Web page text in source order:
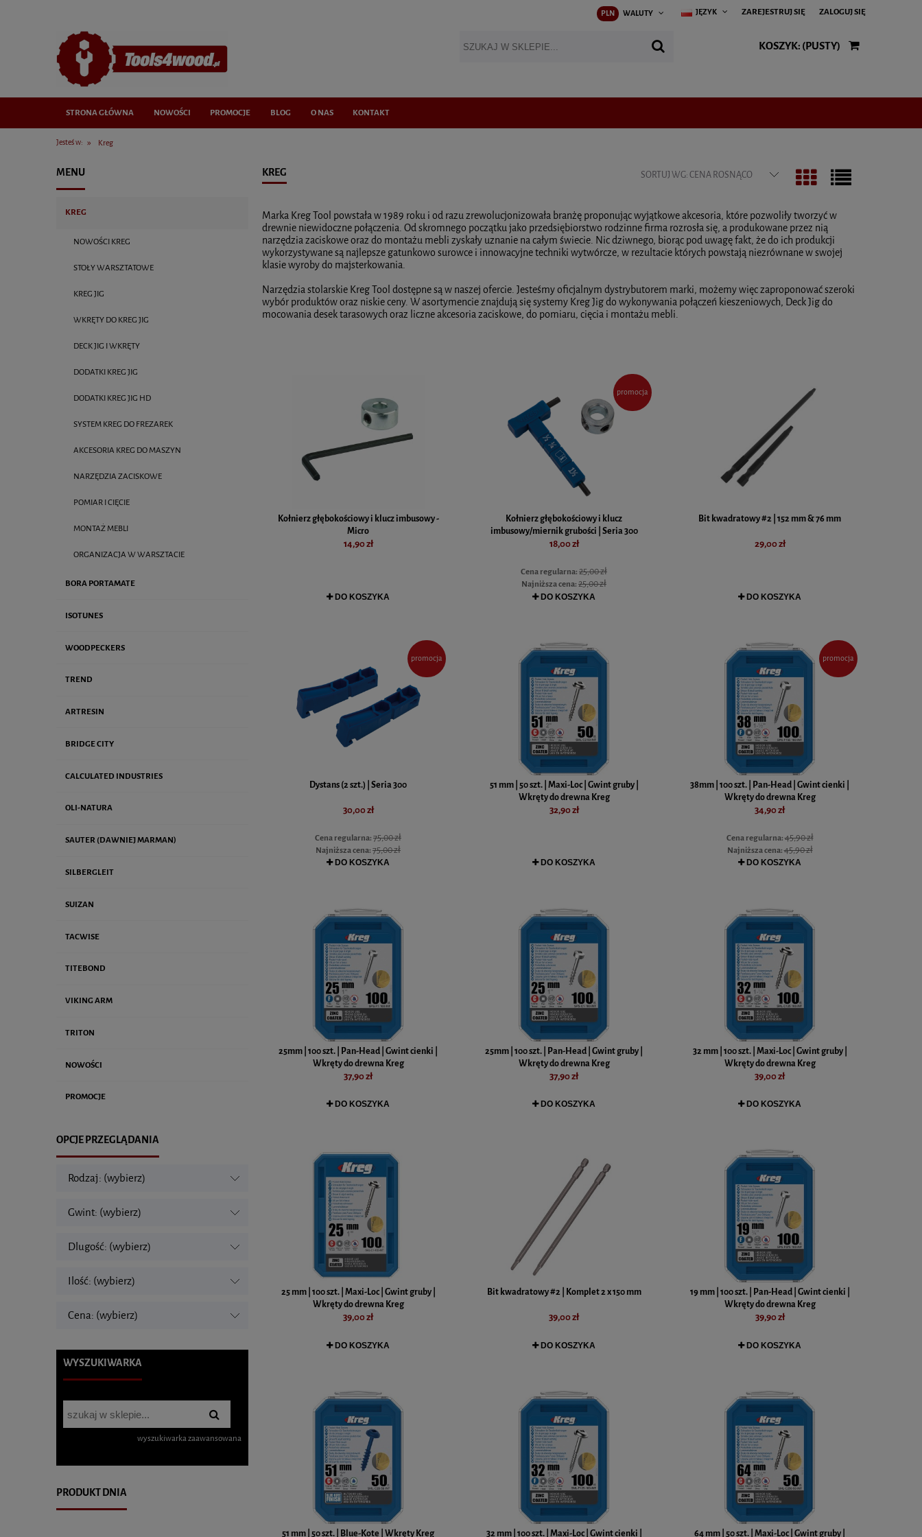
ZAREJESTRUJ SIĘ ZALOGUJ SIĘ
JĘZYK
PLN WALUTY
KOSZYK: (PUSTY)
STRONA GŁÓWNA NOWOŚCI PROMOCJE BLOG O NAS KONTAKT
Jesteś w: » Kreg
MENU
KREG
NOWOŚCI KREG
STOŁY WARSZTATOWE
KREG JIG
WKRĘTY DO KREG JIG
DECK JIG I WKRĘTY
DODATKI KREG JIG
DODATKI KREG JIG HD
SYSTEM KREG DO FREZAREK
AKCESORIA KREG DO MASZYN
NARZĘDZIA ZACISKOWE
POMIAR I CIĘCIE
MONTAŻ MEBLI
ORGANIZACJA W WARSZTACIE
BORA PORTAMATE
ISOTUNES
WOODPECKERS
TREND
ARTRESIN
BRIDGE CITY
CALCULATED INDUSTRIES
OLI-NATURA
SAUTER (DAWNIEJ MARMAN)
SILBERGLEIT
SUIZAN
TACWISE
TITEBOND
VIKING ARM
TRITON
NOWOŚCI
PROMOCJE
OPCJE PRZEGLĄDANIA
Rodzaj: (wybierz)
Gwint: (wybierz)
Dlugość: (wybierz)
Ilość: (wybierz)
Cena: (wybierz)
WYSZUKIWARKA
wyszukiwarka zaawansowana
PRODUKT DNIA
KREG SORTUJ WG:CENA ROSNĄCO
Marka Kreg Tool powstała w 1989 roku i od razu zrewolucjonizowała branżę proponując wyjątkowe akcesoria, które pozwoliły tworzyć w
drewnie niewidoczne połączenia. Od skromnego początku jako przedsiębiorstwo rodzinne firma rozrosła się, a produkowane przez nią
narzędzia zaciskowe oraz do montażu mebli zyskały uznanie na całym świecie. Nic dziwnego, biorąc pod uwagę fakt, że do ich produkcji
wykorzystywane są najlepsze gatunkowo surowce i innowacyjne techniki wytwórcze, w rezultacie których powstają niezrównane w swojej
klasie wyroby do majsterkowania.
Narzędzia stolarskie Kreg Tool dostępne są w naszej ofercie. Jesteśmy oficjalnym dystrybutorem marki, możemy więc zaproponować szeroki
wybór produktów oraz niskie ceny. W asortymencie znajdują się systemy Kreg Jig do wykonywania połączeń kieszeniowych, Deck Jig do
mocowania desek tarasowych oraz liczne akcesoria zaciskowe, do pomiaru, cięcia i montażu mebli.
Kołnierz głębokościowy i klucz imbusowy -
Micro
14,90 zł
DO KOSZYKA
Kołnierz głębokościowy i klucz
imbusowy/miernik grubości | Seria 300
18,00 zł
Cena regularna:25,00 zł
Najniższa cena:25,00 zł
DO KOSZYKA
promocja
Bit kwadratowy #2 | 152 mm & 76 mm
29,00 zł
DO KOSZYKA
Dystans (2 szt.) | Seria 300
30,00 zł
Cena regularna:75,00 zł
Najniższa cena:75,00 zł
DO KOSZYKA
promocja
51 mm | 50 szt. | Maxi-Loc | Gwint gruby |
Wkręty do drewna Kreg
32,90 zł
DO KOSZYKA
38mm | 100 szt. | Pan-Head | Gwint cienki |
Wkręty do drewna Kreg
34,90 zł
Cena regularna:45,90 zł
Najniższa cena:45,90 zł
DO KOSZYKA
promocja
25mm | 100 szt. | Pan-Head | Gwint cienki |
Wkręty do drewna Kreg
37,90 zł
DO KOSZYKA
25mm | 100 szt. | Pan-Head | Gwint gruby |
Wkręty do drewna Kreg
37,90 zł
DO KOSZYKA
32 mm | 100 szt. | Maxi-Loc | Gwint gruby |
Wkręty do drewna Kreg
39,00 zł
DO KOSZYKA
25 mm | 100 szt. | Maxi-Loc | Gwint gruby |
Wkręty do drewna Kreg
39,00 zł
DO KOSZYKA
Bit kwadratowy #2 | Komplet 2 x 150 mm
39,00 zł
DO KOSZYKA
19 mm | 100 szt. | Pan-Head | Gwint cienki |
Wkręty do drewna Kreg
39,90 zł
DO KOSZYKA
51 mm | 50 szt. | Blue-Kote | Wkręty Kreg
32 mm | 100 szt. | Maxi-Loc | Gwint cienki |
64 mm | 50 szt. | Maxi-Loc | Gwint gruby |